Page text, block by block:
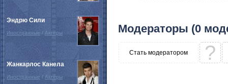
Модераторы (0
Стать модератором ?
Эндрю Сили
Иностранные / Актёры
Жанкарлос Канела
Иностранные / Актёры